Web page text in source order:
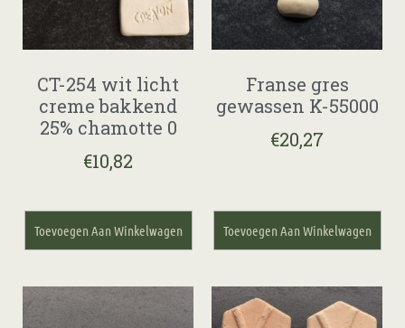
CT-254 wit licht
creme bakkend
25% chamotte 0
€10,82
Toevoegen Aan Winkelwagen
Franse gres
gewassen K-55000
€20,27
Toevoegen Aan Winkelwagen